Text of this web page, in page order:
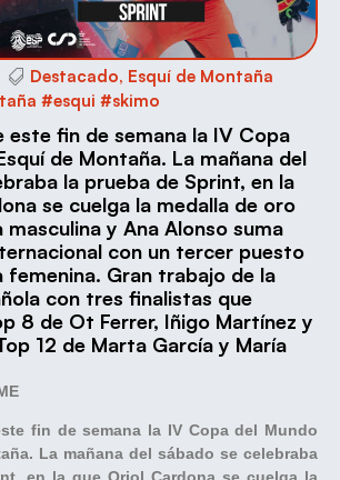
Destacado, Esquí de Montaña
#esqui #skimo
este fin de semana la IV Copa
de Montaña. La mañana del
la prueba de Sprint, en la
se cuelga la medalla de oro
y Ana Alonso suma
con un tercer puesto
femenina. Gran trabajo de la
con tres finalistas que
8 de Ot Ferrer, Iñigo Martínez y
12 de Marta García y María
fin de semana la IV Copa del Mundo
La mañana del sábado se celebraba